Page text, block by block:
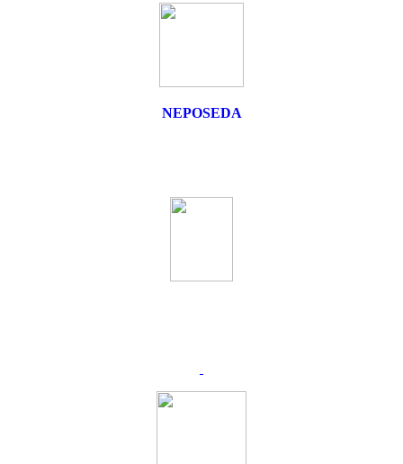
NEPOSEDA